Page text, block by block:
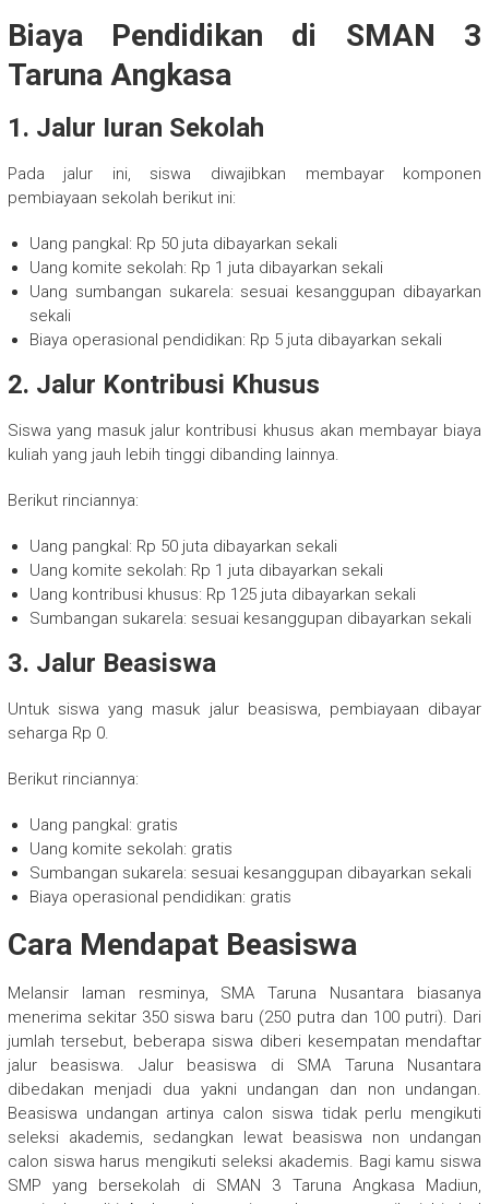
Biaya Pendidikan di SMAN 3
Taruna Angkasa
1. Jalur Iuran Sekolah
Pada jalur ini, siswa diwajibkan membayar komponen
pembiayaan sekolah berikut ini:
Uang pangkal: Rp 50 juta dibayarkan sekali
Uang komite sekolah: Rp 1 juta dibayarkan sekali
Uang sumbangan sukarela: sesuai kesanggupan dibayarkan
sekali
Biaya operasional pendidikan: Rp 5 juta dibayarkan sekali
2. Jalur Kontribusi Khusus
Siswa yang masuk jalur kontribusi khusus akan membayar biaya
kuliah yang jauh lebih tinggi dibanding lainnya.
Berikut rinciannya:
Uang pangkal: Rp 50 juta dibayarkan sekali
Uang komite sekolah: Rp 1 juta dibayarkan sekali
Uang kontribusi khusus: Rp 125 juta dibayarkan sekali
Sumbangan sukarela: sesuai kesanggupan dibayarkan sekali
3. Jalur Beasiswa
Untuk siswa yang masuk jalur beasiswa, pembiayaan dibayar
seharga Rp 0.
Berikut rinciannya:
Uang pangkal: gratis
Uang komite sekolah: gratis
Sumbangan sukarela: sesuai kesanggupan dibayarkan sekali
Biaya operasional pendidikan: gratis
Cara Mendapat Beasiswa
Melansir laman resminya, SMA Taruna Nusantara biasanya
menerima sekitar 350 siswa baru (250 putra dan 100 putri). Dari
jumlah tersebut, beberapa siswa diberi kesempatan mendaftar
jalur beasiswa. Jalur beasiswa di SMA Taruna Nusantara
dibedakan menjadi dua yakni undangan dan non undangan.
Beasiswa undangan artinya calon siswa tidak perlu mengikuti
seleksi akademis, sedangkan lewat beasiswa non undangan
calon siswa harus mengikuti seleksi akademis. Bagi kamu siswa
SMP yang bersekolah di SMAN 3 Taruna Angkasa Madiun,